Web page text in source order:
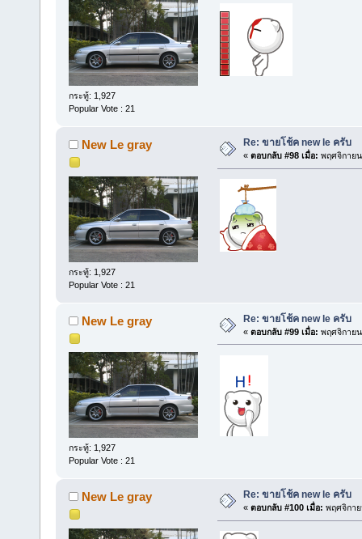
กระทู้: 1,927
Popular Vote : 21
New Le gray
กระทู้: 1,927
Popular Vote : 21
Re: ขายโช้ค new le ครับ
« ตอบกลับ #98 เมื่อ: พฤศจิกาย
New Le gray
กระทู้: 1,927
Popular Vote : 21
Re: ขายโช้ค new le ครับ
« ตอบกลับ #99 เมื่อ: พฤศจิกาย
New Le gray Re: ขายโช้ค new le ครับ
« ตอบกลับ #100 เมื่อ: พฤศจิกา